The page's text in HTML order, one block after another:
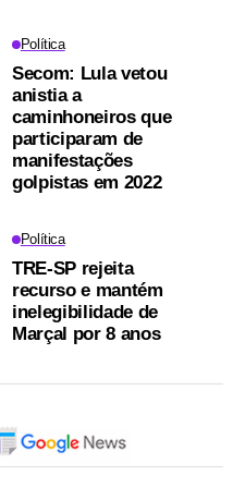
Política
Secom: Lula vetou
anistia a
caminhoneiros que
participaram de
manifestações
golpistas em 2022
Política
TRE-SP rejeita
recurso e mantém
inelegibilidade de
Marçal por 8 anos